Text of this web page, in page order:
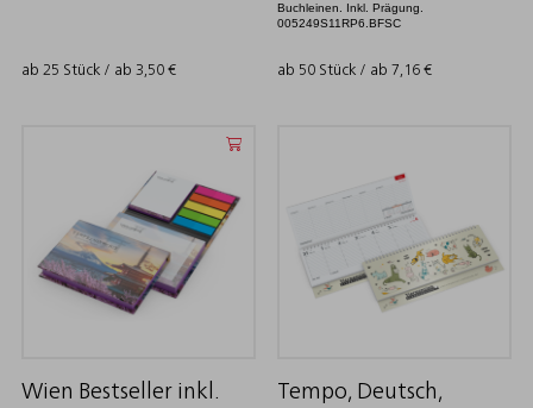
ab 25 Stück / ab 3,50 €
Buchleinen. Inkl. Prägung.
005249S11RP6.BFSC
ab 50 Stück / ab 7,16 €
Wien Bestseller inkl.
Tempo, Deutsch,